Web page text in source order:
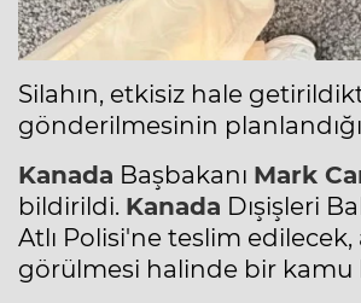
Silahın, etkisiz hale
gönderilmesinin
Kanada Başbakanı Mark
bildirildi. Kanada Dışişleri
Atlı Polisi'ne teslim
görülmesi halinde bir kamu